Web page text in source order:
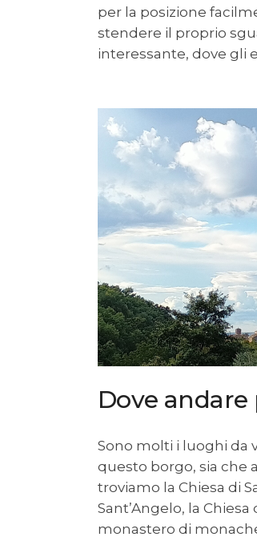
per la posizione
stendere il proprio
interessante, dove gli
Dove andare
Sono molti i luoghi da
questo borgo, sia che
troviamo la Chiesa di
Sant’Angelo, la
monastero di